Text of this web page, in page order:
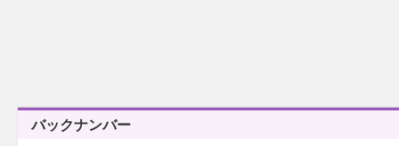
ッ！」